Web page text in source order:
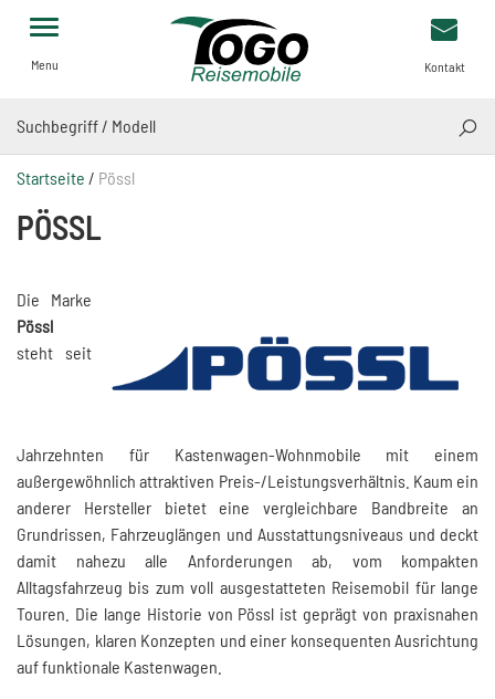
Menu Kontakt
Startseite / Pössl
PÖSSL
Die Marke
Pössl
steht seit
Jahrzehnten für Kastenwagen-Wohnmobile mit einem
außergewöhnlich attraktiven Preis-/Leistungsverhältnis. Kaum ein
anderer Hersteller bietet eine vergleichbare Bandbreite an
Grundrissen, Fahrzeuglängen und Ausstattungsniveaus und deckt
damit nahezu alle Anforderungen ab, vom kompakten
Alltagsfahrzeug bis zum voll ausgestatteten Reisemobil für lange
Touren. Die lange Historie von Pössl ist geprägt von praxisnahen
Lösungen, klaren Konzepten und einer konsequenten Ausrichtung
auf funktionale Kastenwagen.